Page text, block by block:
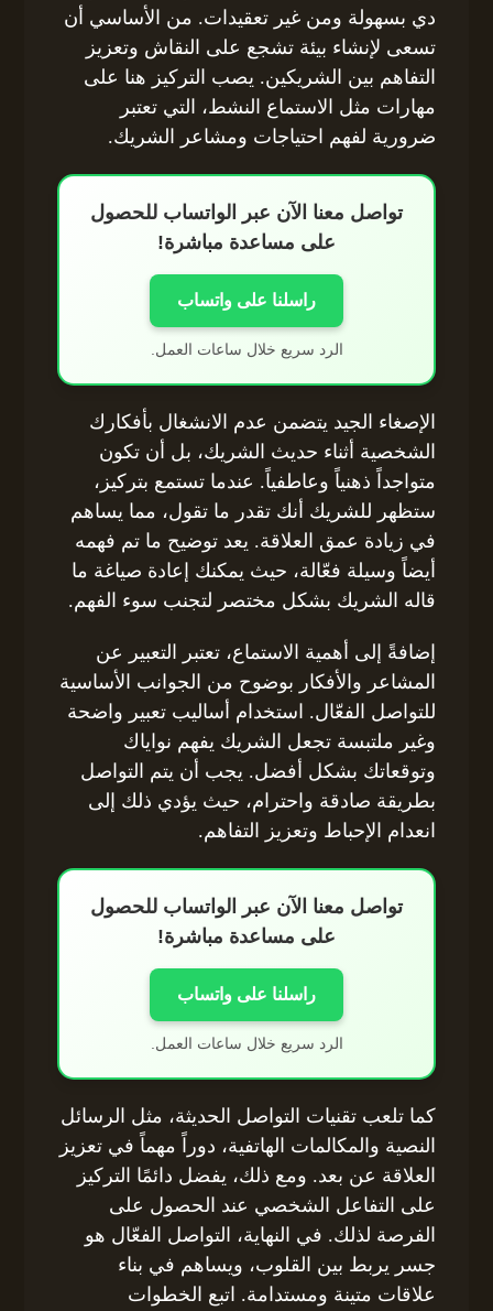
دي بسهولة ومن غير تعقيدات. من الأساسي أن
تسعى لإنشاء بيئة تشجع على النقاش وتعزيز
التفاهم بين الشريكين. يصب التركيز هنا على
مهارات مثل الاستماع النشط، التي تعتبر
ضرورية لفهم احتياجات ومشاعر الشريك.
تواصل معنا الآن عبر الواتساب للحصول
على مساعدة مباشرة!
راسلنا على واتساب
الرد سريع خلال ساعات العمل.
الإصغاء الجيد يتضمن عدم الانشغال بأفكارك
الشخصية أثناء حديث الشريك، بل أن تكون
متواجداً ذهنياً وعاطفياً. عندما تستمع بتركيز،
ستظهر للشريك أنك تقدر ما تقول، مما يساهم
في زيادة عمق العلاقة. يعد توضيح ما تم فهمه
أيضاً وسيلة فعّالة، حيث يمكنك إعادة صياغة ما
قاله الشريك بشكل مختصر لتجنب سوء الفهم.
إضافةً إلى أهمية الاستماع، تعتبر التعبير عن
المشاعر والأفكار بوضوح من الجوانب الأساسية
للتواصل الفعّال. استخدام أساليب تعبير واضحة
وغير ملتبسة تجعل الشريك يفهم نواياك
وتوقعاتك بشكل أفضل. يجب أن يتم التواصل
بطريقة صادقة واحترام، حيث يؤدي ذلك إلى
انعدام الإحباط وتعزيز التفاهم.
تواصل معنا الآن عبر الواتساب للحصول
على مساعدة مباشرة!
راسلنا على واتساب
الرد سريع خلال ساعات العمل.
كما تلعب تقنيات التواصل الحديثة، مثل الرسائل
النصية والمكالمات الهاتفية، دوراً مهماً في تعزيز
العلاقة عن بعد. ومع ذلك، يفضل دائمًا التركيز
على التفاعل الشخصي عند الحصول على
الفرصة لذلك. في النهاية، التواصل الفعّال هو
جسر يربط بين القلوب، ويساهم في بناء
علاقات متينة ومستدامة. اتبع الخطوات